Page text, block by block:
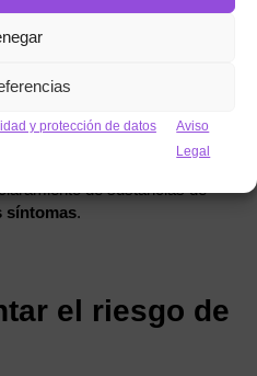
y protección de datos
Aviso
Legal
unatasa de actividad
moderada duración
de sustancias de
síntomas.
el riesgo de